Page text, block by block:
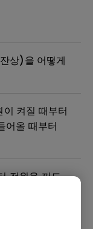
상)을 어떻게
켜질 때부터
어올 때부터
전원을 꺼도